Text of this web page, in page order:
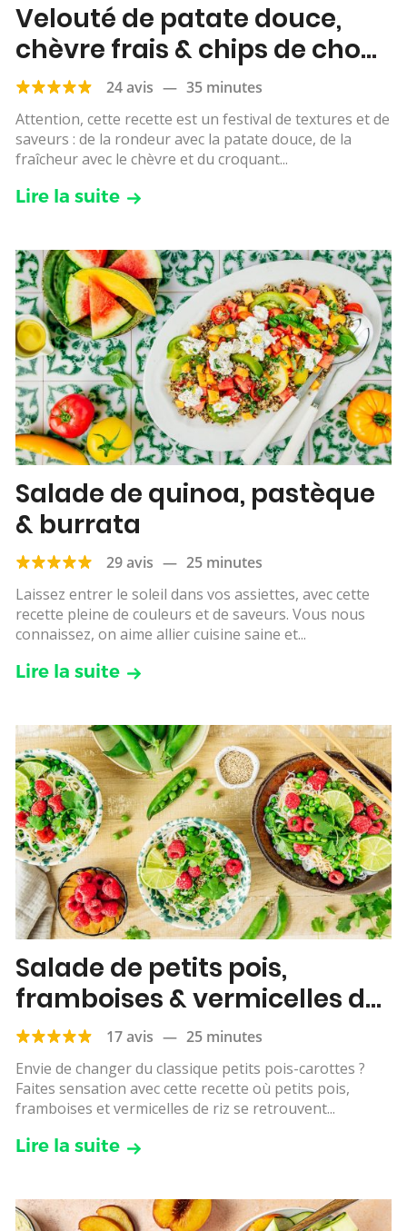
Velouté de patate douce,
chèvre frais & chips de chou
kale
24 avis — 35 minutes
Attention, cette recette est un festival de textures et de
saveurs : de la rondeur avec la patate douce, de la
fraîcheur avec le chèvre et du croquant...
Lire la suite
Salade de quinoa, pastèque
& burrata
29 avis — 25 minutes
Laissez entrer le soleil dans vos assiettes, avec cette
recette pleine de couleurs et de saveurs. Vous nous
connaissez, on aime allier cuisine saine et...
Lire la suite
Salade de petits pois,
framboises & vermicelles de
riz
17 avis — 25 minutes
Envie de changer du classique petits pois-carottes ?
Faites sensation avec cette recette où petits pois,
framboises et vermicelles de riz se retrouvent...
Lire la suite